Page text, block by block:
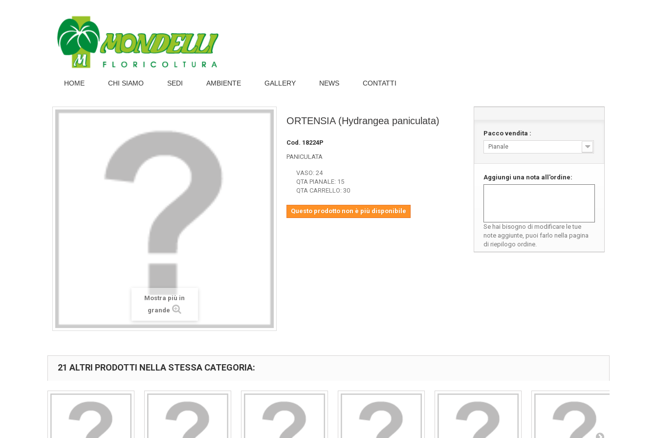
HOME CHI SIAMO SEDI AMBIENTE GALLERY NEWS CONTATTI
Mostra più in
grande
ORTENSIA (Hydrangea paniculata)
Cod. 18224P
PANICULATA
VASO: 24
QTA PIANALE: 15
QTA CARRELLO: 30
Questo prodotto non è più disponibile
Pacco vendita :
Pianale
Aggiungi una nota all'ordine:
Se hai bisogno di modificare le tue
note aggiunte, puoi farlo nella pagina
di riepilogo ordine.
21 ALTRI PRODOTTI NELLA STESSA CATEGORIA: